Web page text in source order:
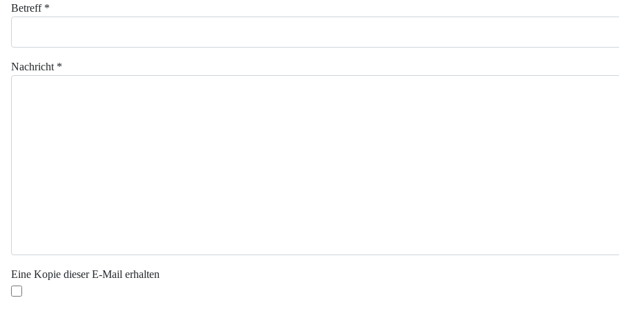
Betreff*
Nachricht *
Eine Kopie dieser E-Mail erhalten